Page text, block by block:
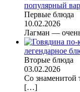
популярный
Первые блюда
10.02.2026
Лагман —
легендарное
Вторые блюда
03.02.2026
Со знаменитой
[…]